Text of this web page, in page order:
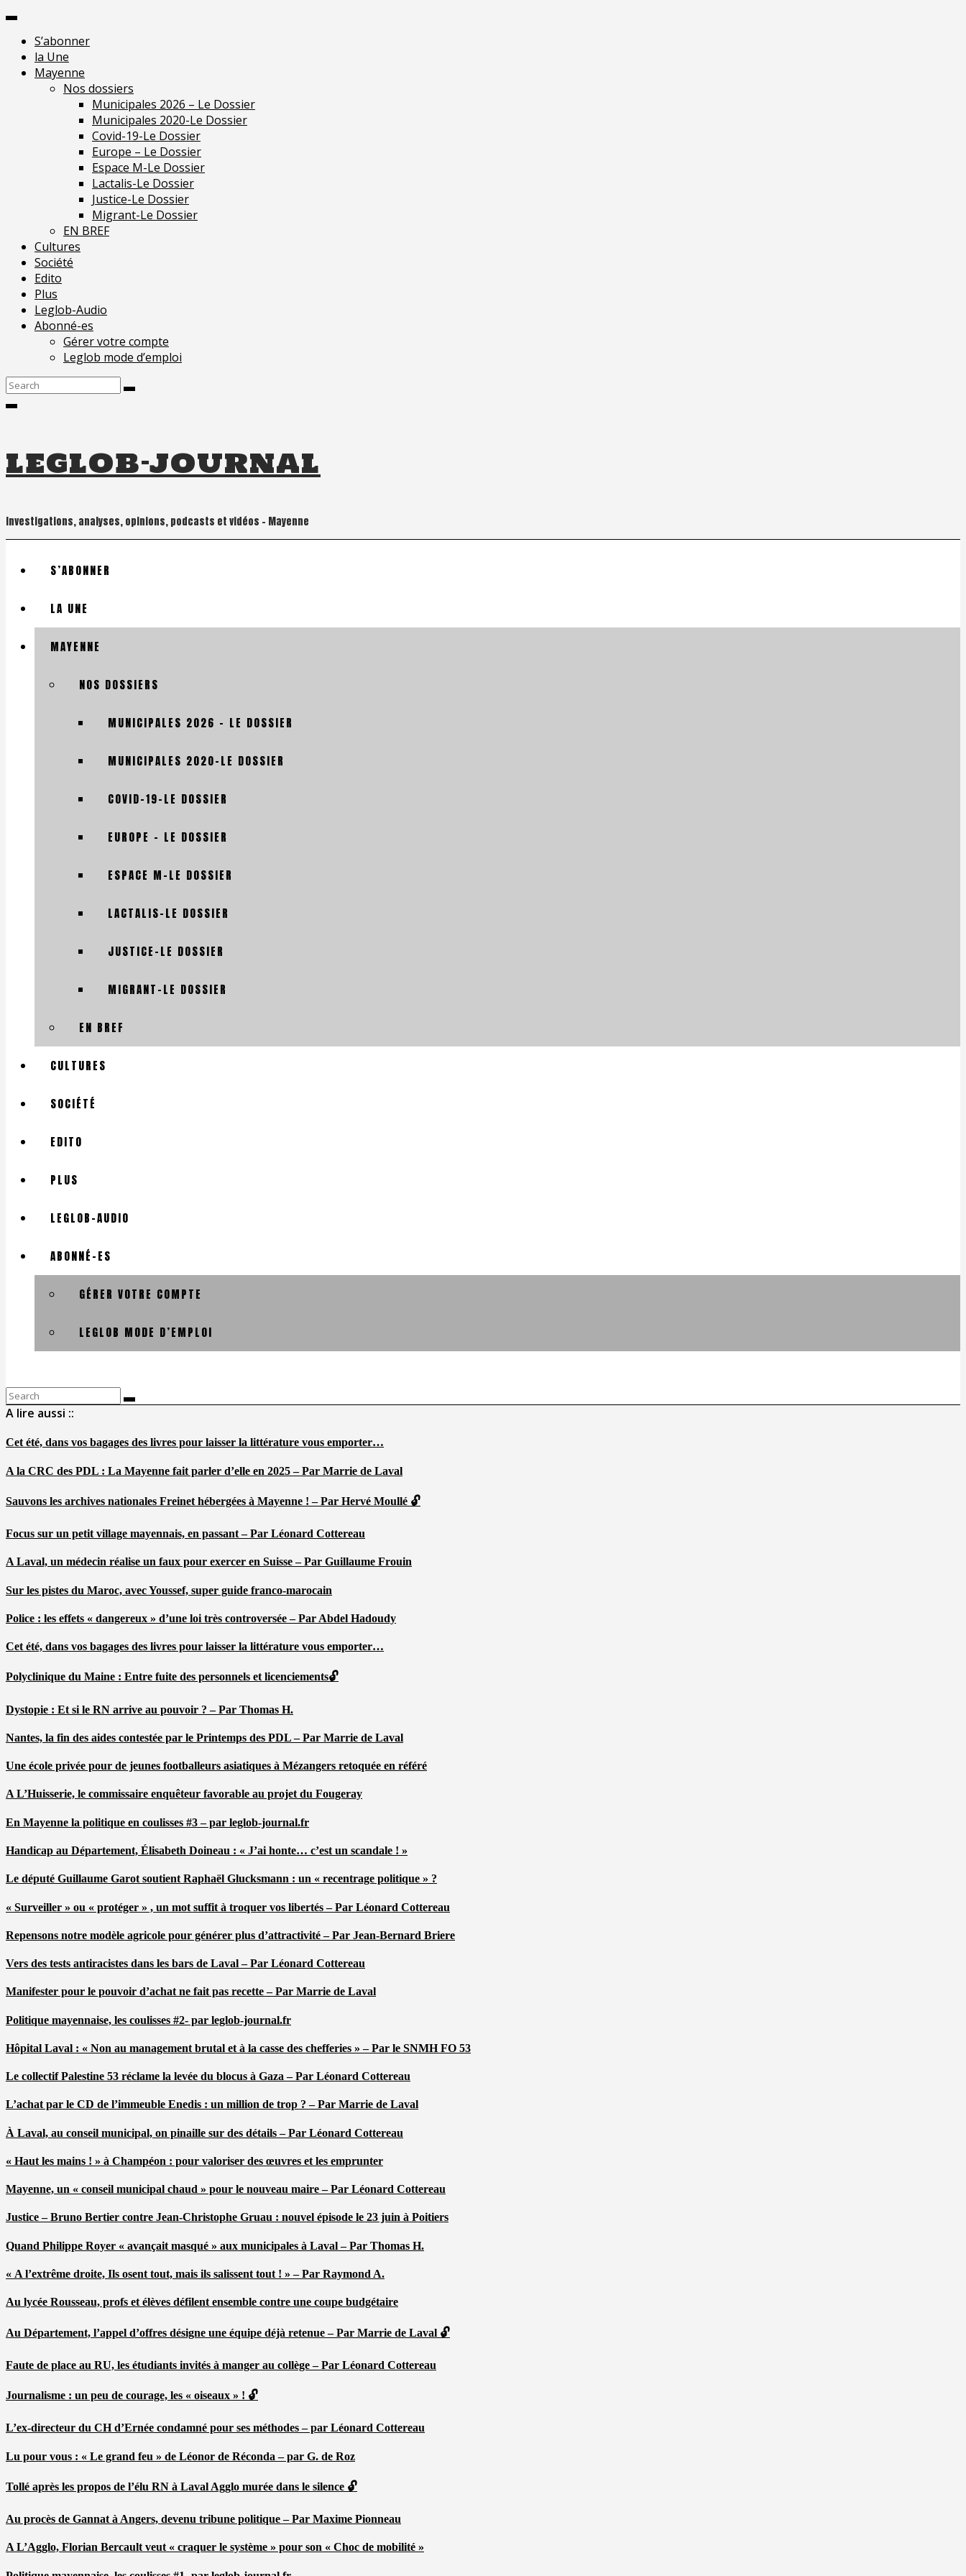
Skip
contentS’abonner
la Une
Mayenne
Nos dossiers
Municipales 2026 – Le Dossier
Municipales 2020-Le Dossier
Covid-19-Le Dossier
Europe – Le Dossier
Espace M-Le Dossier
Lactalis-Le Dossier
Justice-Le Dossier
Migrant-Le Dossier
EN BREF
Cultures
Société
Edito
Plus
Leglob-Audio
Abonné-es
Gérer votre compte
Leglob mode d’emploi
Search
leglob-journal
Investigations, analyses, opinions, podcasts et vidéos – Mayenne
S’ABONNER
LA UNE
MAYENNE
NOS DOSSIERS
MUNICIPALES 2026 – LE DOSSIER
MUNICIPALES 2020-LE DOSSIER
COVID-19-LE DOSSIER
EUROPE – LE DOSSIER
ESPACE M-LE DOSSIER
LACTALIS-LE DOSSIER
JUSTICE-LE DOSSIER
MIGRANT-LE DOSSIER
EN BREF
CULTURES
SOCIÉTÉ
EDITO
PLUS
LEGLOB-AUDIO
ABONNÉ-ES
GÉRER VOTRE COMPTE
LEGLOB MODE D’EMPLOI
Search
for:
A lire aussi ::
Cet été, dans vos bagages des livres pour laisser la littérature vous emporter…
A la CRC des PDL : La Mayenne fait parler d’elle en 2025 – Par Marrie de Laval
Sauvons les archives nationales Freinet hébergées à Mayenne ! – Par Hervé Moullé 🔓
Focus sur un petit village mayennais, en passant – Par Léonard Cottereau
A Laval, un médecin réalise un faux pour exercer en Suisse – Par Guillaume Frouin
Sur les pistes du Maroc, avec Youssef, super guide franco-marocain
Police : les effets « dangereux » d’une loi très controversée – Par Abdel Hadoudy
Cet été, dans vos bagages des livres pour laisser la littérature vous emporter…
Polyclinique du Maine : Entre fuite des personnels et licenciements🔓
Dystopie : Et si le RN arrive au pouvoir ? – Par Thomas H.
Nantes, la fin des aides contestée par le Printemps des PDL – Par Marrie de Laval
Une école privée pour de jeunes footballeurs asiatiques à Mézangers retoquée en référé
A L’Huisserie, le commissaire enquêteur favorable au projet du Fougeray
En Mayenne la politique en coulisses #3 – par leglob-journal.fr
Handicap au Département, Élisabeth Doineau : « J’ai honte… c’est un scandale ! »
Le député Guillaume Garot soutient Raphaël Glucksmann : un « recentrage politique » ?
« Surveiller » ou « protéger » , un mot suffit à troquer vos libertés – Par Léonard Cottereau
Repensons notre modèle agricole pour générer plus d’attractivité – Par Jean-Bernard Briere
Vers des tests antiracistes dans les bars de Laval – Par Léonard Cottereau
Manifester pour le pouvoir d’achat ne fait pas recette – Par Marrie de Laval
Politique mayennaise, les coulisses #2- par leglob-journal.fr
Hôpital Laval : « Non au management brutal et à la casse des chefferies » – Par le SNMH FO 53
Le collectif Palestine 53 réclame la levée du blocus à Gaza – Par Léonard Cottereau
L’achat par le CD de l’immeuble Enedis : un million de trop ? – Par Marrie de Laval
À Laval, au conseil municipal, on pinaille sur des détails – Par Léonard Cottereau
« Haut les mains ! » à Champéon : pour valoriser des œuvres et les emprunter
Mayenne, un « conseil municipal chaud » pour le nouveau maire – Par Léonard Cottereau
Justice – Bruno Bertier contre Jean-Christophe Gruau : nouvel épisode le 23 juin à Poitiers
Quand Philippe Royer « avançait masqué » aux municipales à Laval – Par Thomas H.
« A l’extrême droite, Ils osent tout, mais ils salissent tout ! » – Par Raymond A.
Au lycée Rousseau, profs et élèves défilent ensemble contre une coupe budgétaire
Au Département, l’appel d’offres désigne une équipe déjà retenue – Par Marrie de Laval 🔓
Faute de place au RU, les étudiants invités à manger au collège – Par Léonard Cottereau
Journalisme : un peu de courage, les « oiseaux » ! 🔓
L’ex-directeur du CH d’Ernée condamné pour ses méthodes – par Léonard Cottereau
Lu pour vous : « Le grand feu » de Léonor de Réconda – par G. de Roz
Tollé après les propos de l’élu RN à Laval Agglo murée dans le silence 🔓
Au procès de Gannat à Angers, devenu tribune politique – Par Maxime Pionneau
A L’Agglo, Florian Bercault veut « craquer le système » pour son « Choc de mobilité »